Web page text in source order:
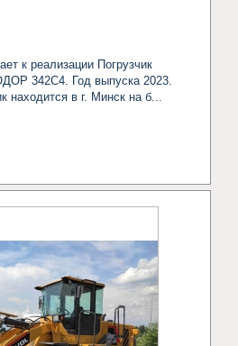
к реализации Погрузчик
342C4. Год выпуска 2023.
находится в г. Минск на б...